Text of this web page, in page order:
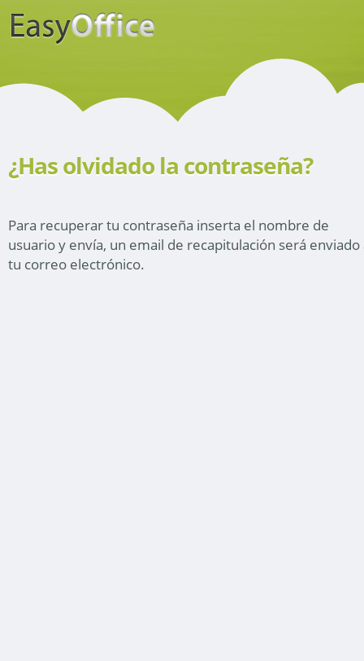
¿Has olvidado la contraseña?
Para recuperar tu contraseña inserta el nombre de
usuario y envía, un email de recapitulación será enviado
tu correo electrónico.